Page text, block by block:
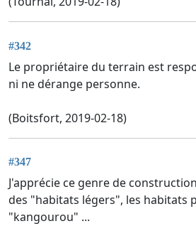
#342
Le propriétaire du terrain est
ni ne dérange personne.
(Boitsfort, 2019-02-18)
#347
J'apprécie ce genre de
des "habitats légers", les habitats
"kangourou" ...